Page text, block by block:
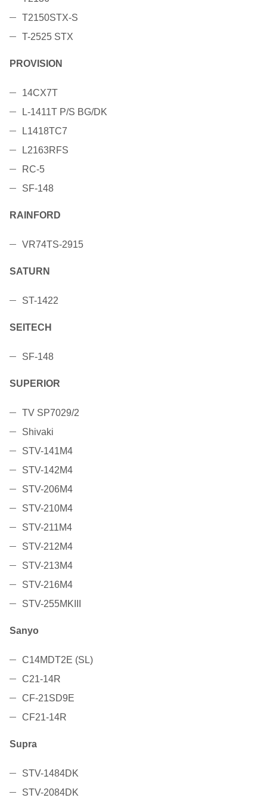
T2150STX-S
T-2525 STX
PROVISION
14CX7T
L-1411T P/S BG/DK
L1418TC7
L2163RFS
RC-5
SF-148
RAINFORD
VR74TS-2915
SATURN
ST-1422
SEITECH
SF-148
SUPERIOR
TV SP7029/2
Shivaki
STV-141M4
STV-142M4
STV-206M4
STV-210M4
STV-211M4
STV-212M4
STV-213M4
STV-216M4
STV-255MKIII
Sanyo
C14MDT2E (SL)
C21-14R
CF-21SD9E
CF21-14R
Supra
STV-1484DK
STV-2084DK